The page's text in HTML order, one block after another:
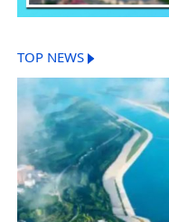
TOP NEWS